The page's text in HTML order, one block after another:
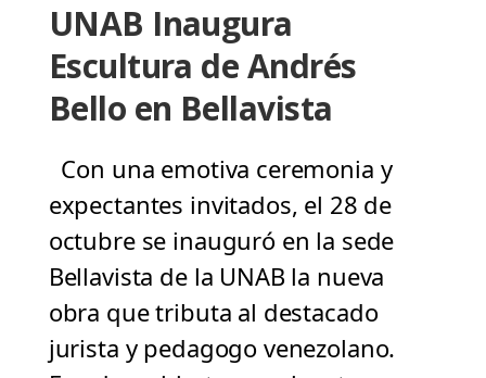
UNAB Inaugura
Escultura de Andrés
Bello en Bellavista
Con una emotiva ceremonia y
expectantes invitados, el 28 de
octubre se inauguró en la sede
Bellavista de la UNAB la nueva
obra que tributa al destacado
jurista y pedagogo venezolano.